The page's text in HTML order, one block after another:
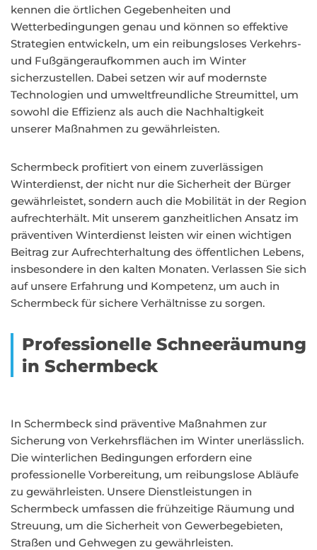
kennen die örtlichen Gegebenheiten und
Wetterbedingungen genau und können so effektive
Strategien entwickeln, um ein reibungsloses Verkehrs-
und Fußgängeraufkommen auch im Winter
sicherzustellen. Dabei setzen wir auf modernste
Technologien und umweltfreundliche Streumittel, um
sowohl die Effizienz als auch die Nachhaltigkeit
unserer Maßnahmen zu gewährleisten.
Schermbeck profitiert von einem zuverlässigen
Winterdienst, der nicht nur die Sicherheit der Bürger
gewährleistet, sondern auch die Mobilität in der Region
aufrechterhält. Mit unserem ganzheitlichen Ansatz im
präventiven Winterdienst leisten wir einen wichtigen
Beitrag zur Aufrechterhaltung des öffentlichen Lebens,
insbesondere in den kalten Monaten. Verlassen Sie sich
auf unsere Erfahrung und Kompetenz, um auch in
Schermbeck für sichere Verhältnisse zu sorgen.
Professionelle Schneeräumung
in Schermbeck
In Schermbeck sind präventive Maßnahmen zur
Sicherung von Verkehrsflächen im Winter unerlässlich.
Die winterlichen Bedingungen erfordern eine
professionelle Vorbereitung, um reibungslose Abläufe
zu gewährleisten. Unsere Dienstleistungen in
Schermbeck umfassen die frühzeitige Räumung und
Streuung, um die Sicherheit von Gewerbegebieten,
Straßen und Gehwegen zu gewährleisten.